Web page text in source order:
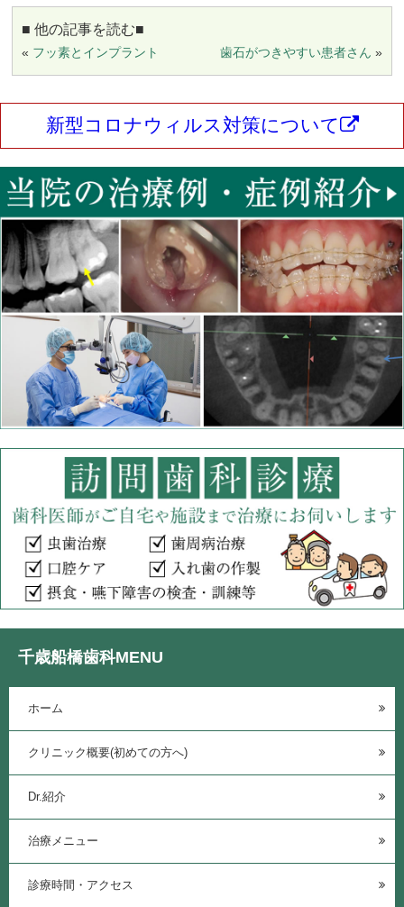
■ 他の記事を読む■
« フッ素とインプラント 歯石がつきやすい患者さん »
新型コロナウィルス対策について
千歳船橋歯科MENU
ホーム
クリニック概要(初めての方へ)
Dr.紹介
治療メニュー
診療時間・アクセス